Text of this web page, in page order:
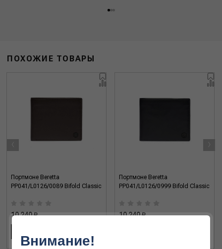
ПОХОЖИЕ ТОВАРЫ
Портмоне Beretta
PP041/L0126/0089 Bifold Classic
10 240 ₽
Портмоне Beretta
PP041/L0126/0999 Bifold Classic
10 240 ₽
‹ ›
Внимание!